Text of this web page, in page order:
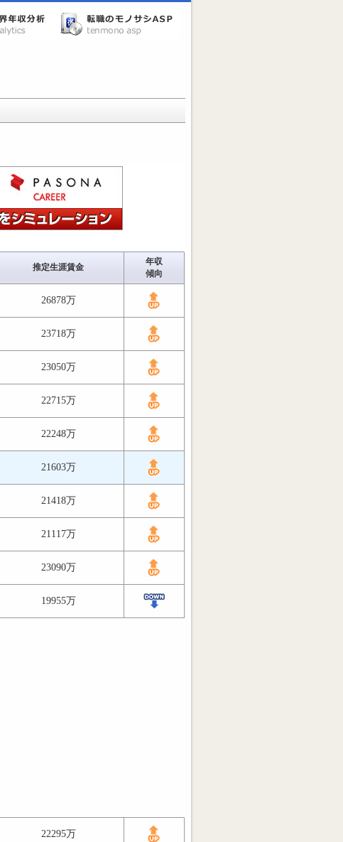
推定生涯賃金
年収
傾向
26878万
23718万
23050万
22715万
22248万
21603万
21418万
21117万
23090万
19955万
22295万